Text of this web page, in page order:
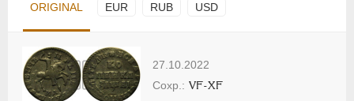
ORIGINAL EUR RUB USD
27.10.2022
VF-XF